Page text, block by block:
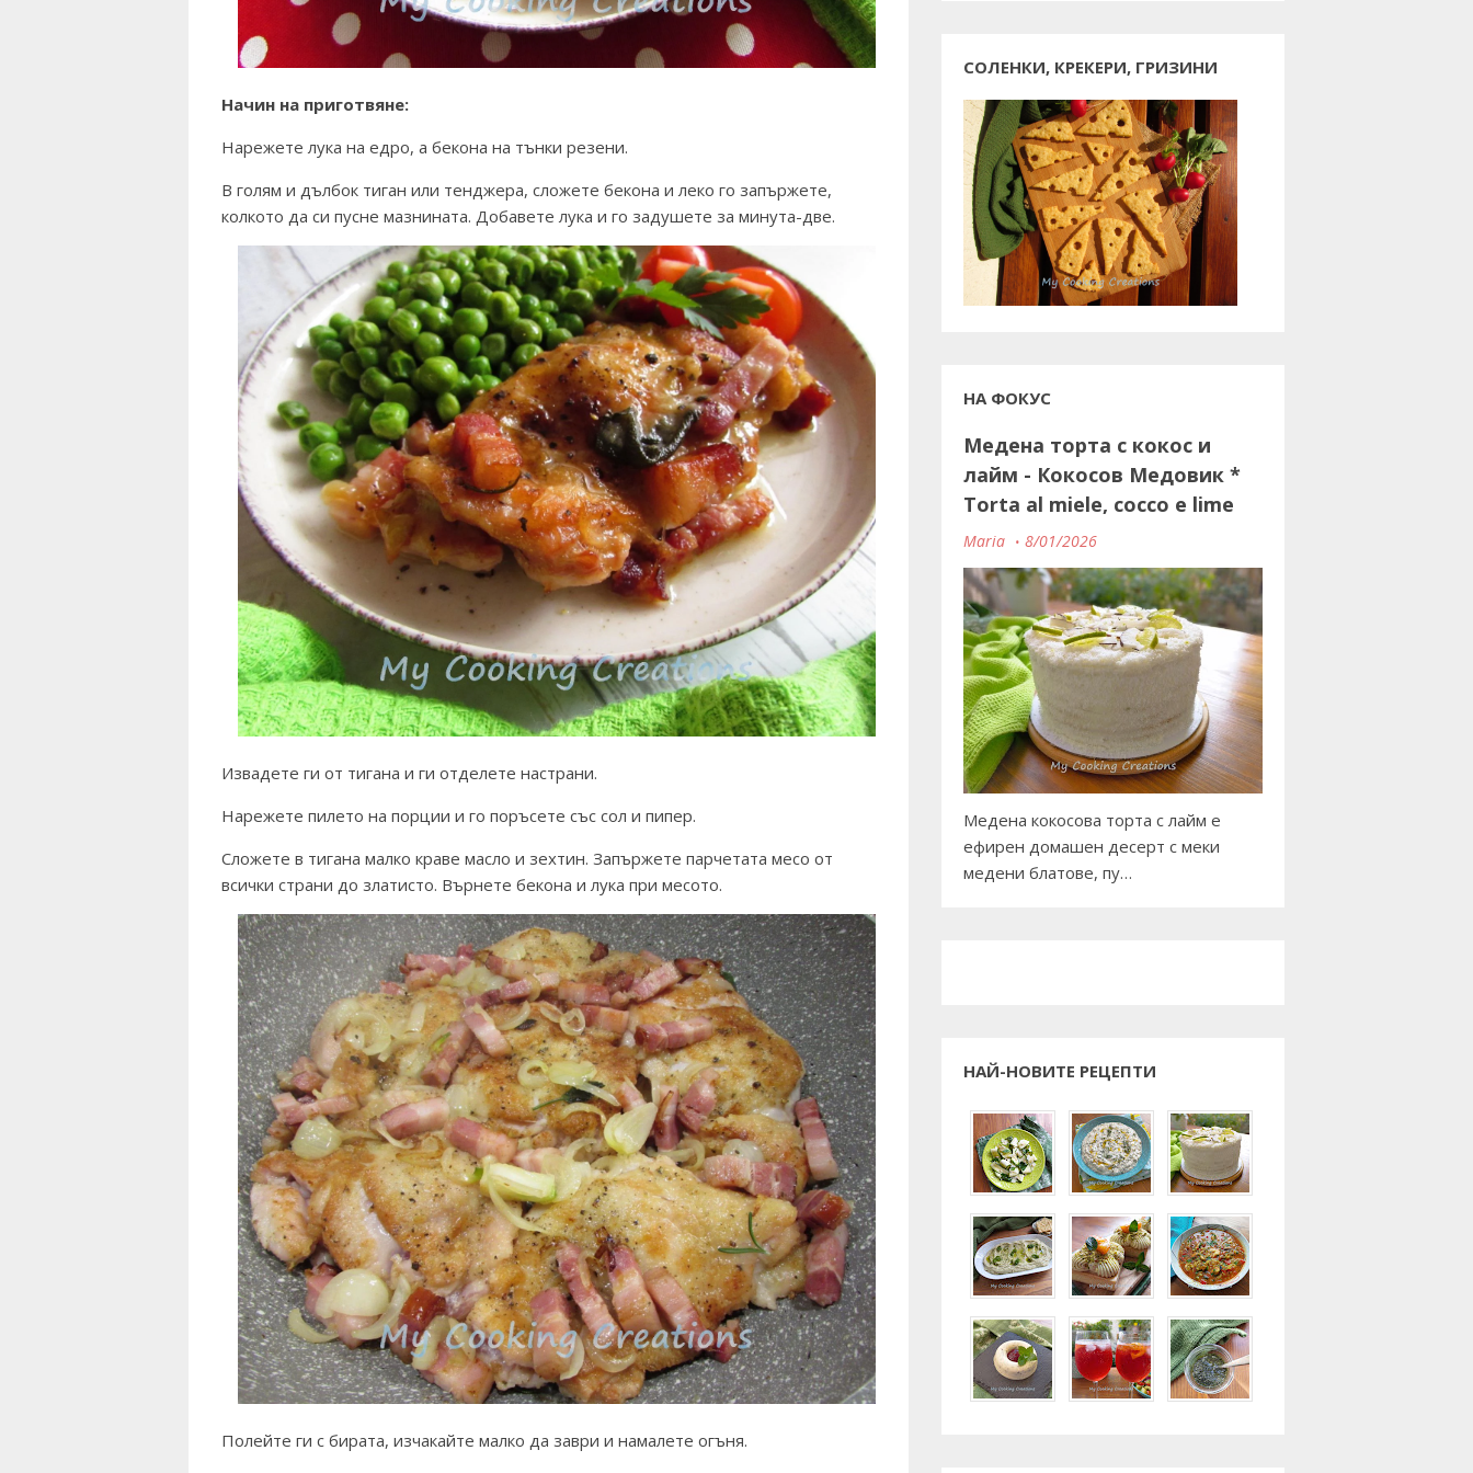
Начин на приготвяне:
Нарежете лука на едро, а бекона на тънки резени.
В голям и дълбок тиган или тенджера, сложете бекона и леко го запържете,
колкото да си пусне мазнината. Добавете лука и го задушете за минута-две.
Извадете ги от тигана и ги отделете настрани.
Нарежете пилето на порции и го поръсете със сол и пипер.
Сложете в тигана малко краве масло и зехтин. Запържете парчетата месо от
всички страни до златисто. Върнете бекона и лука при месото.
Полейте ги с бирата, изчакайте малко да заври и намалете огъня.
СОЛЕНКИ, КРЕКЕРИ, ГРИЗИНИ
НА ФОКУС
Медена торта с кокос и
лайм - Кокосов Медовик *
Torta al miele, cocco e lime
Maria 8/01/2026
Медена кокосова торта с лайм е
ефирен домашен десерт с меки
медени блатове, пу…
НАЙ-НОВИТЕ РЕЦЕПТИ